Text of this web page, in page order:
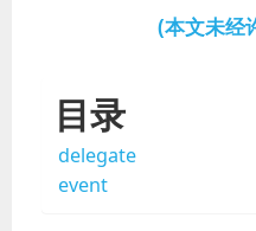
(本文未经
目录
delegate
event